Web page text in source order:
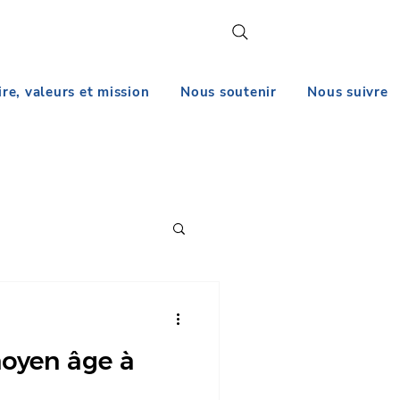
valeurs et mission Nous soutenir Nous suivre
âge à